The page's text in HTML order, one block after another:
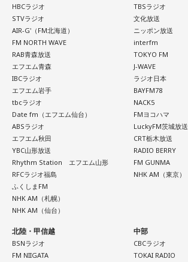
HBCラジオ
STVラジオ
AIR-G'（FM北海道）
FM NORTH WAVE
RAB青森放送
エフエム青森
IBCラジオ
エフエム岩手
tbcラジオ
Date fm（エフエム仙台）
ABSラジオ
エフエム秋田
YBC山形放送
Rhythm Station エフエム山形
RFCラジオ福島
ふくしまFM
NHK AM（札幌）
NHK AM（仙台）
TBSラジオ
文化放送
ニッポン放送
interfm
TOKYO FM
J-WAVE
ラジオ日本
BAYFM78
NACK5
FMヨコハマ
LuckyFM茨城放送
CRT栃木放送
RADIO BERRY
FM GUNMA
NHK AM（東京）
北陸・甲信越
BSNラジオ
FM NIIGATA
中部
CBCラジオ
TOKAI RADIO